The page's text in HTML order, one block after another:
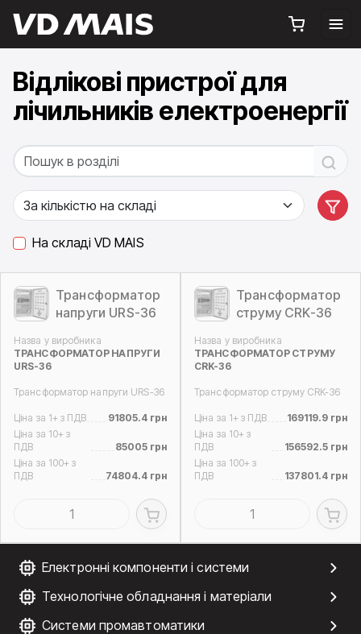
Електронні компоненти і системи
Технологічне обладнання і матеріали
Системи промавтоматики
Відлікові пристрої для
лічильників електроенергії
На складі VD MAIS
Трансформатор
напруги URS-36
Назва у виробника
ТРАНСФОРМАТОР НАПРУГИ
URS-36
Трансформатор напруги URS-36
Ціна за 1+ з ПДВ
91805.4 грн
Ціна за 10+ з
ПДВ
85005 грн
Ціна за 100+ з
ПДВ
74804.4 грн
Трансформатор
струму СRK-36
Назва у виробника
ТРАНСФОРМАТОР СТРУМУ
СRK-36
Трансформатор струму СRK-36
Ціна за 1+ з ПДВ
169119.9 грн
Ціна за 10+ з
ПДВ
156592.5 грн
Ціна за 100+ з
ПДВ
137801.4 грн